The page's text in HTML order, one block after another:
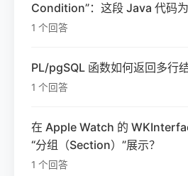
Condition”：这段 Java 代码为
1 个回答
PL/pgSQL 函数如何返回多行
1 个回答
在 Apple Watch 的
“分组（Section）”展示？
1 个回答